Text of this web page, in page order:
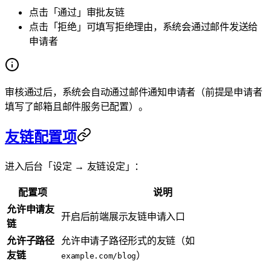
点击「通过」审批友链
点击「拒绝」可填写拒绝理由，系统会通过邮件发送给
申请者
审核通过后，系统会自动通过邮件通知申请者（前提是申请者
填写了邮箱且邮件服务已配置）。
友链配置项
进入后台「设定 → 友链设定」：
配置项
说明
允许申请友
链
开启后前端展示友链申请入口
允许子路径
友链
允许申请子路径形式的友链（如
example.com/blog）